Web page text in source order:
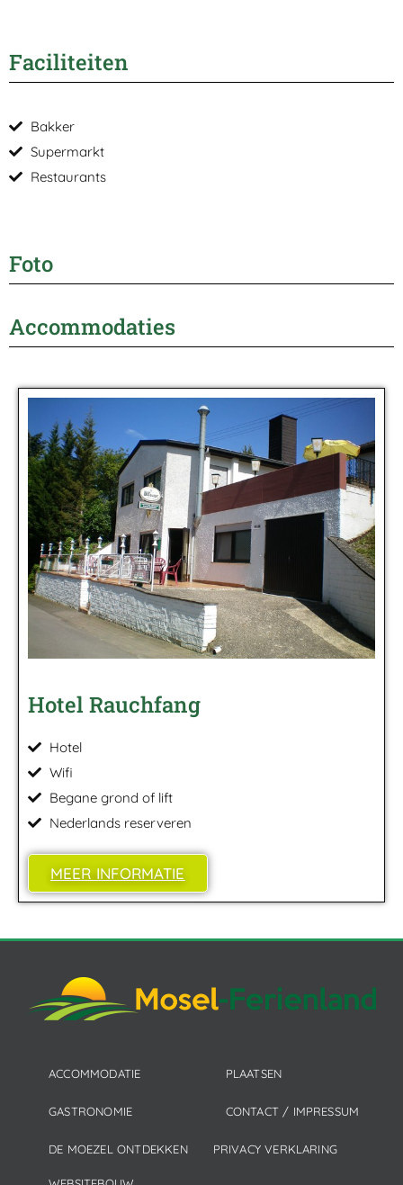
Faciliteiten
Bakker
Supermarkt
Restaurants
Foto
Accommodaties
Hotel Rauchfang
Hotel
Wifi
Begane grond of lift
Nederlands reserveren
MEER INFORMATIE
ACCOMMODATIE
GASTRONOMIE
DE MOEZEL ONTDEKKEN
PLAATSEN
CONTACT / IMPRESSUM
PRIVACY VERKLARING